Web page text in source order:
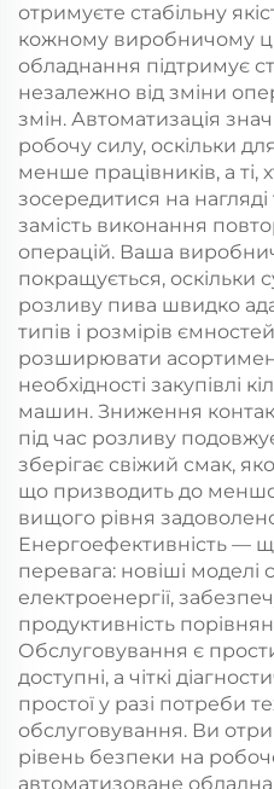
отримуєте стабільну
кожному виробничому
обладнання підтримує
незалежно від зміни
змін. Автоматизація
робочу силу, оскільки
менше працівників, а ті,
зосередитися на нагляді
замість виконання
операцій. Ваша
покращується, оскільки
розливу пива швидко
типів і розмірів
розширювати
необхідності закупівлі
машин. Зниження
під час розливу
зберігає свіжий смак,
що призводить до
вищого рівня
Енергоефективність —
перевага: новіші
електроенергії,
продуктивність
Обслуговування є
доступні, а чіткі
простої у разі потреби
обслуговування. Ви
рівень безпеки на
автоматизоване